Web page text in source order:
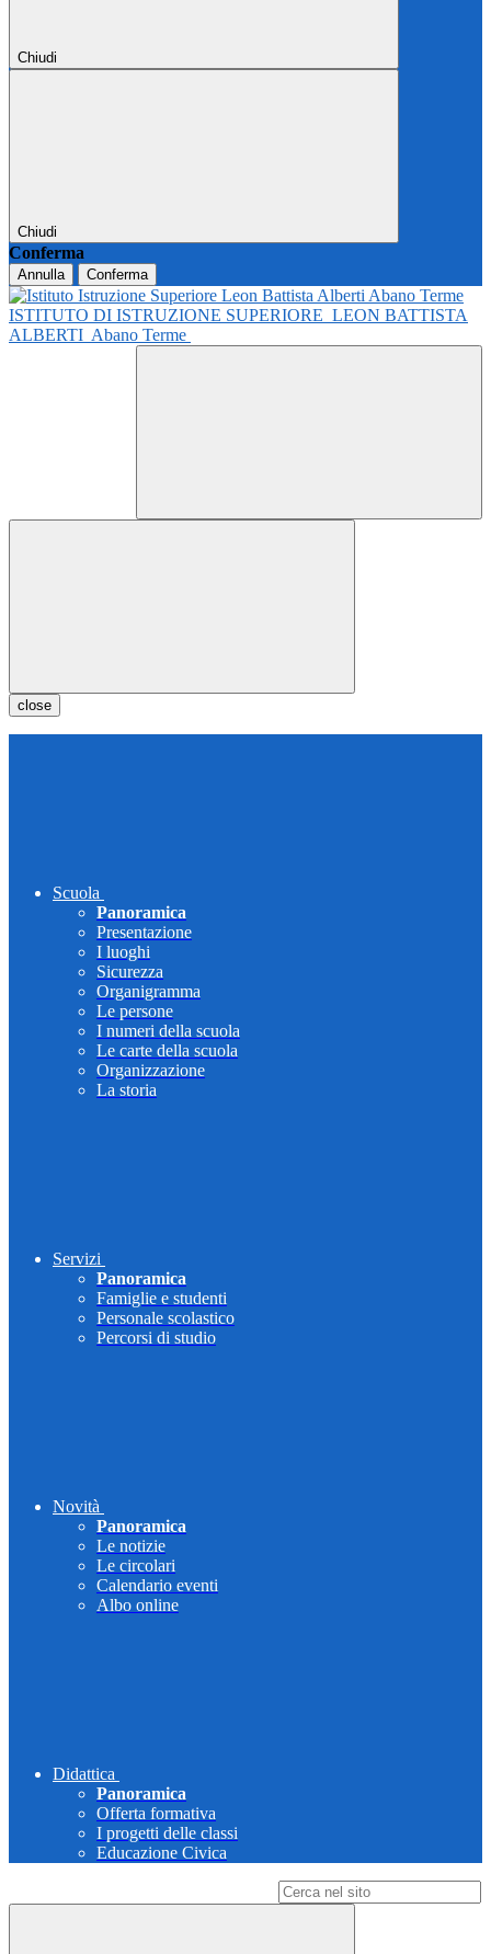
Chiudi
Chiudi
Conferma
Annulla Conferma
ISTITUTO DI ISTRUZIONE SUPERIORE LEON BATTISTA
ALBERTI Abano Terme
close
Scuola
Panoramica
Presentazione
I luoghi
Sicurezza
Organigramma
Le persone
I numeri della scuola
Le carte della scuola
Organizzazione
La storia
Servizi
Panoramica
Famiglie e studenti
Personale scolastico
Percorsi di studio
Novità
Panoramica
Le notizie
Le circolari
Calendario eventi
Albo online
Didattica
Panoramica
Offerta formativa
I progetti delle classi
Educazione Civica